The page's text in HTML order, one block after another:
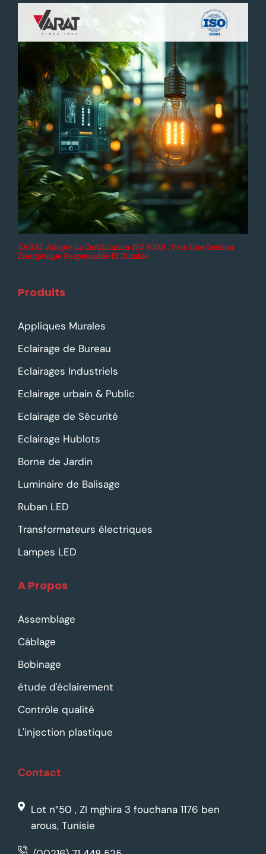
VARAT Adopte La Certification ISO 50001 : Vers Une Gestion
Énergétique Responsable Et Durable
Produits
Appliques Murales
Eclairage de Bureau
Eclairages Industriels
Eclairage urbain & Public
Eclairage de Sécurité
Eclairage Hublots
Borne de Jardin
Luminaire de Balisage
Ruban LED
Transformateurs électriques
Lampes LED
A Propos
Assemblage
Câblage
Bobinage
étude d'éclairement
Contrôle qualité
L'injection plastique
Contact
Lot n°50 , ZI mghira 3 fouchana 1176 ben
arous, Tunisie